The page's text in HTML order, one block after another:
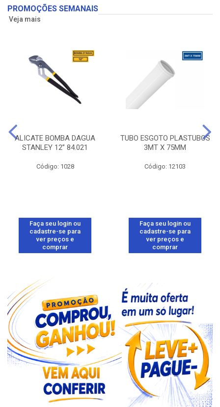
PROMOÇÕES SEMANAIS
Veja mais
ALICATE BOMBA DAGUA
STANLEY 12” 84.021
Código: 1028
Faça seu login ou
cadastre-se para
ver preços e
comprar
TUBO ESGOTO PLASTUBOS
3MT X 75MM
Código: 12103
Faça seu login ou
cadastre-se para
ver preços e
comprar